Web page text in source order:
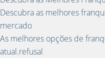
Descubra as melhores
mercado
As melhores opções de
atual.refusal